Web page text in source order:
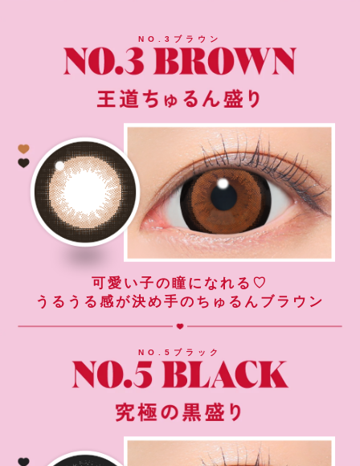
NO.3ブラウン
可愛い子の瞳になれる♡
うるうる感が決め手のちゅるんブラウン
NO.5ブラック